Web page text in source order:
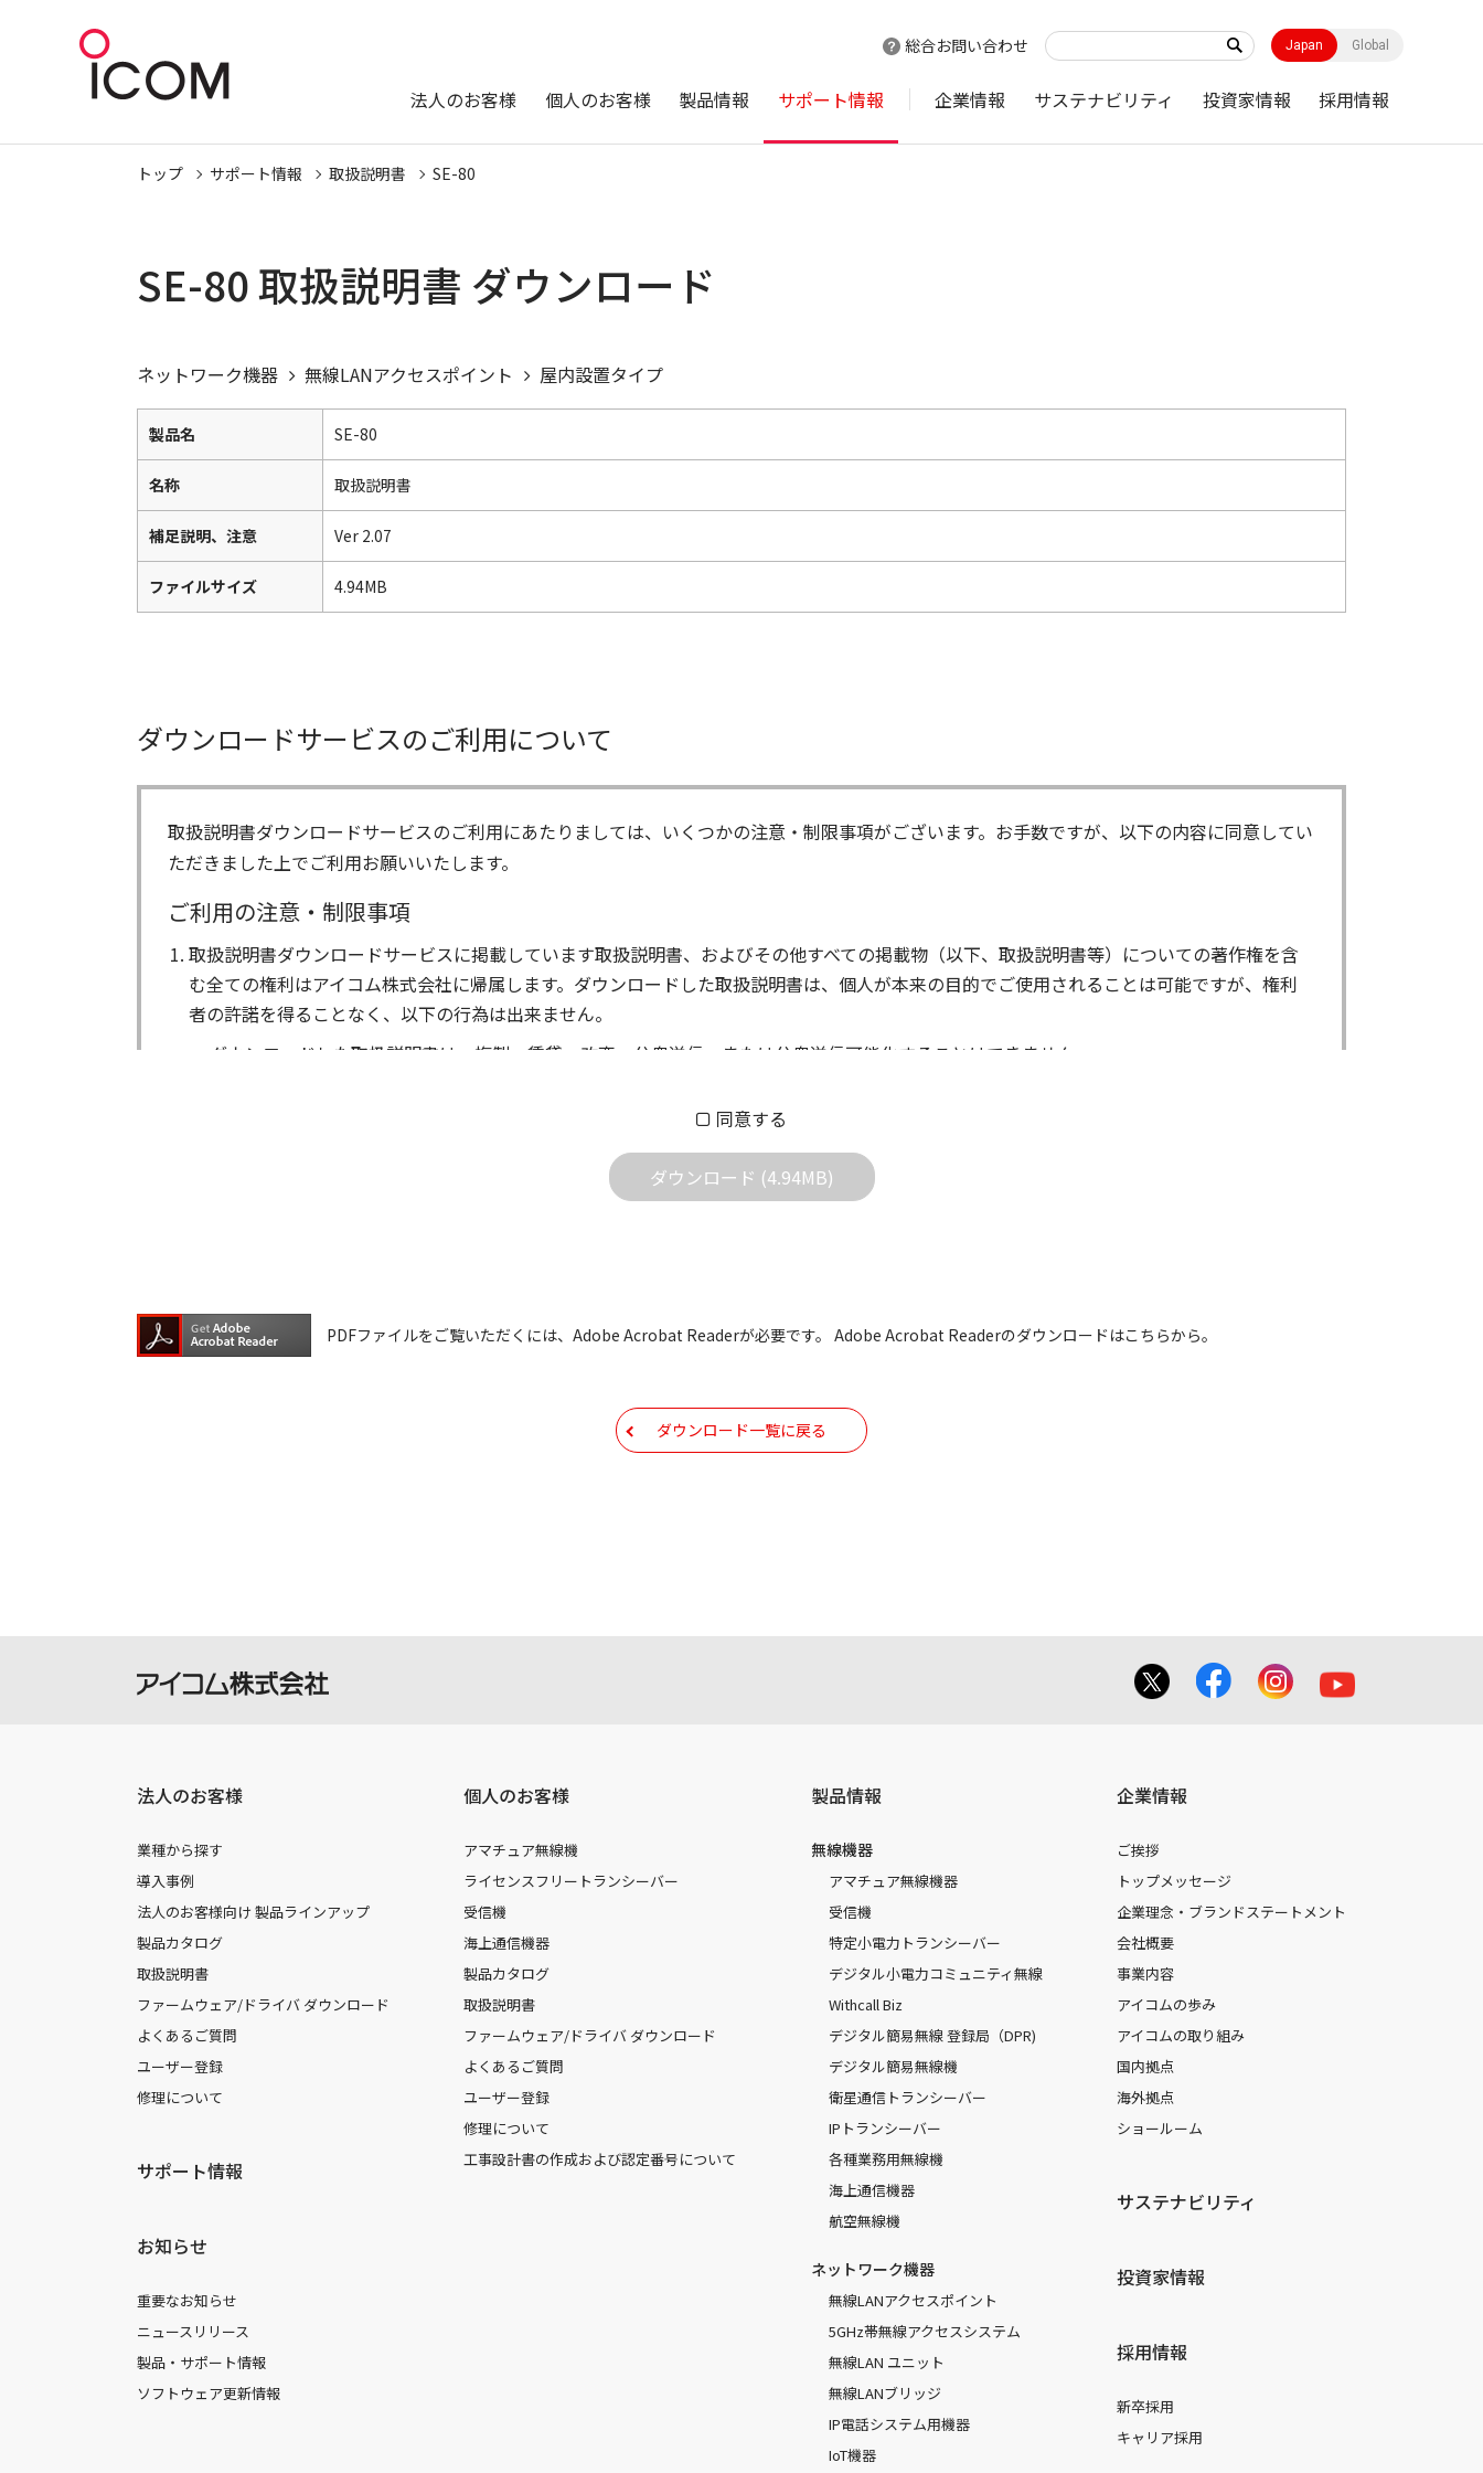
総合お問い合わせ Japan Global
法人のお客様 個人のお客様 製品情報 サポート情報 企業情報 サステナビリティ 投資家情報 採用情報
トップ サポート情報 取扱説明書 SE-80
SE-80 取扱説明書 ダウンロード
ネットワーク機器 無線LANアクセスポイント 屋内設置タイプ
製品名 SE-80
名称 取扱説明書
補足説明、注意 Ver 2.07
ファイルサイズ 4.94MB
ダウンロードサービスのご利用について
取扱説明書ダウンロードサービスのご利用にあたりましては、いくつかの注意・制限事項がございます。お手数ですが、以下の内容に同意してい
ただきました上でご利用お願いいたします。
ご利用の注意・制限事項
取扱説明書ダウンロードサービスに掲載しています取扱説明書、およびその他すべての掲載物（以下、取扱説明書等）についての著作権を含
む全ての権利はアイコム株式会社に帰属します。ダウンロードした取扱説明書は、個人が本来の目的でご使用されることは可能ですが、権利
者の許諾を得ることなく、以下の行為は出来ません。
ダウンロードした取扱説明書は、複製、賃貸、改変、公衆送信、または公衆送信可能化することはできません。
ダウンロードした取扱説明書は、有償あるいは無償を問わず、営業活動に使用することは、いかなる場合であっても出来ません。
ダウンロードした取扱説明書等に使用されている写真、イラスト、データ等に付いての転用は一切出来ません。
掲載の取扱説明書等は、製品発売当時の内容になっております。内容において、法律、仕様、住所、電話番号などは、現在のものと異なるもの
が含まれている場合があります。ご利用の際は、最新情報を参考にしてください。
取扱説明書の内容は、製品の仕様変更などで予告なく変更される場合があります。本サイトに掲載されている取扱説明書の内容は、お手持ち
の機種に同梱されている取扱説明書や現時点で発売されている機種に同梱されている取扱説明書の内容とは異なる場合がございますのでご了
を負いません。
同意する
ダウンロード (4.94MB)
PDFファイルをご覧いただくには、Adobe Acrobat Readerが必要です。 Adobe Acrobat Readerのダウンロードはこちらから。
ダウンロード一覧に戻る
法人のお客様
業種から探す
導入事例
法人のお客様向け 製品ラインアップ
製品カタログ
取扱説明書
ファームウェア/ドライバ ダウンロード
よくあるご質問
ユーザー登録
修理について
サポート情報
お知らせ
重要なお知らせ
ニュースリリース
製品・サポート情報
ソフトウェア更新情報
個人のお客様
アマチュア無線機
ライセンスフリートランシーバー
受信機
海上通信機器
製品カタログ
取扱説明書
ファームウェア/ドライバ ダウンロード
よくあるご質問
ユーザー登録
修理について
工事設計書の作成および認定番号について
製品情報
無線機器
アマチュア無線機器
受信機
特定小電力トランシーバー
デジタル小電力コミュニティ無線
Withcall Biz
デジタル簡易無線 登録局（DPR)
デジタル簡易無線機
衛星通信トランシーバー
IPトランシーバー
各種業務用無線機
海上通信機器
航空無線機
ネットワーク機器
無線LANアクセスポイント
5GHz帯無線アクセスシステム
無線LAN ユニット
無線LANブリッジ
IP電話システム用機器
IoT機器
企業情報
ご挨拶
トップメッセージ
企業理念・ブランドステートメント
会社概要
事業内容
アイコムの歩み
アイコムの取り組み
国内拠点
海外拠点
ショールーム
サステナビリティ
投資家情報
採用情報
新卒採用
キャリア採用